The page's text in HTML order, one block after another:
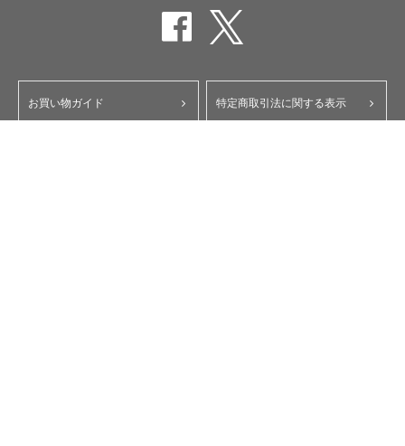
お買い物ガイド 特定商取引法に関する表示